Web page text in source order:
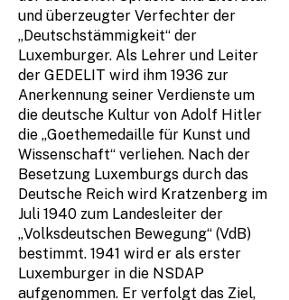
und überzeugter Verfechter der
„Deutschstämmigkeit“ der
Luxemburger. Als Lehrer und Leiter
der GEDELIT wird ihm 1936 zur
Anerkennung seiner Verdienste um
die deutsche Kultur von Adolf Hitler
die „Goethemedaille für Kunst und
Wissenschaft“ verliehen. Nach der
Besetzung Luxemburgs durch das
Deutsche Reich wird Kratzenberg im
Juli 1940 zum Landesleiter der
„Volksdeutschen Bewegung“ (VdB)
bestimmt. 1941 wird er als erster
Luxemburger in die NSDAP
aufgenommen. Er verfolgt das Ziel,